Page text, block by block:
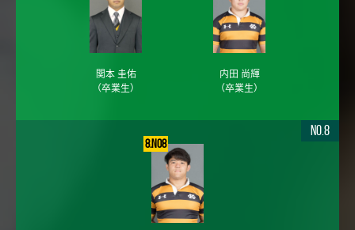
関本 圭佑
（卒業生）
内田 尚輝
（卒業生）
8.No8
No.8